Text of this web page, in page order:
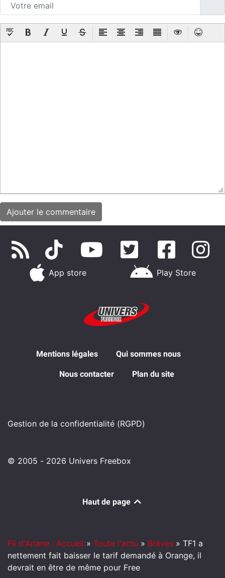
App store Play Store
Mentions légales Qui sommes nous
Nous contacter Plan du site
Gestion de la confidentialité (RGPD)
© 2005 - 2026 Univers Freebox
Haut de page
Fil d'Ariane : Accueil » Toute l'actu » Brèves » TF1 a
nettement fait baisser le tarif demandé à Orange, il
devrait en être de même pour Free